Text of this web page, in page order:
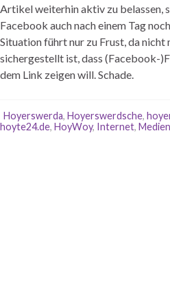
Artikel weiterhin aktiv zu belassen,
Facebook auch nach einem Tag
Situation führt nur zu Frust, da nicht
sichergestellt ist, dass (Facebook-
dem Link zeigen will. Schade.
Hoyerswerda, Hoyerswerdsche,
hoyte24.de, HoyWoy, Internet, Medien